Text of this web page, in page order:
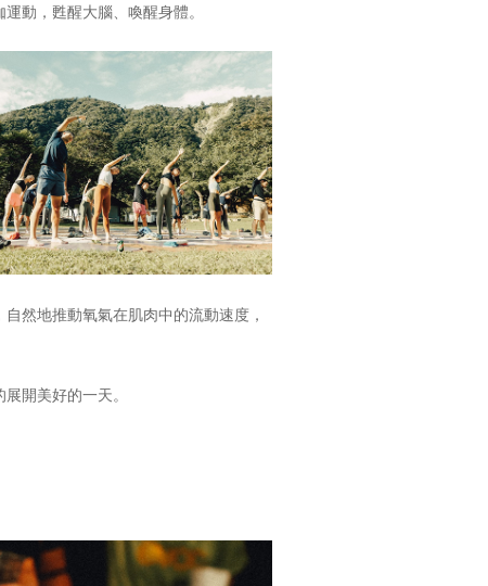
動，甦醒大腦、喚醒身體。
然地推動氧氣在肌肉中的流動速度，
開美好的一天。